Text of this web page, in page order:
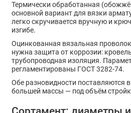
Термически обработанная
основной вариант для вязки
легко скручивается вручную и
изгибе.
Оцинкованная вязальная
нужна защита от коррозии:
трубопроводная изоляция.
регламентированы ГОСТ 3282-74.
Обе разновидности поставляются
большей массы — под объём